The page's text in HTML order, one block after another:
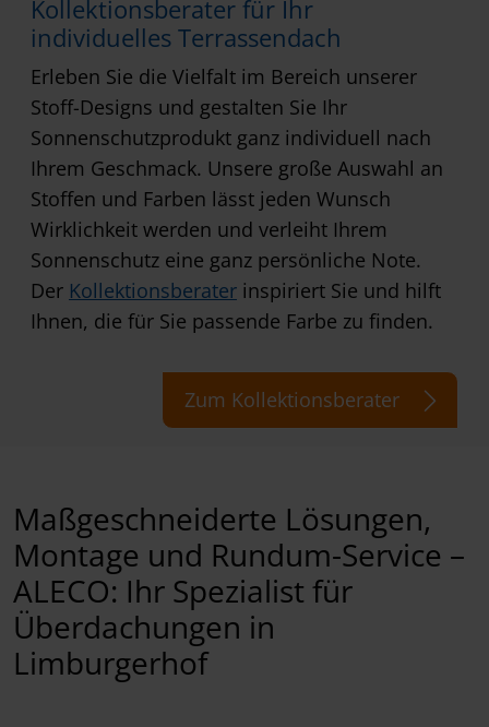
Kollektionsberater für Ihr
individuelles Terrassendach
Erleben Sie die Vielfalt im Bereich unserer
Stoff-Designs und gestalten Sie Ihr
Sonnenschutzprodukt ganz individuell nach
Ihrem Geschmack. Unsere große Auswahl an
Stoffen und Farben lässt jeden Wunsch
Wirklichkeit werden und verleiht Ihrem
Sonnenschutz eine ganz persönliche Note.
Der Kollektionsberater inspiriert Sie und hilft
Ihnen, die für Sie passende Farbe zu finden.
Zum Kollektionsberater
Maßgeschneiderte Lösungen,
Montage und Rundum-Service –
ALECO: Ihr Spezialist für
Überdachungen in
Limburgerhof